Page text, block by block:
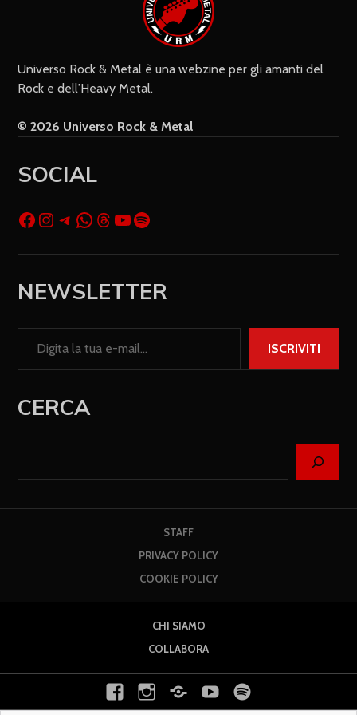
Universo Rock & Metal è una webzine per gli amanti del
Rock e dell’Heavy Metal.
© 2026 Universo Rock & Metal
SOCIAL
NEWSLETTER
ISCRIVITI
CERCA
STAFF
PRIVACY POLICY
COOKIE POLICY
CHI SIAMO
COLLABORA